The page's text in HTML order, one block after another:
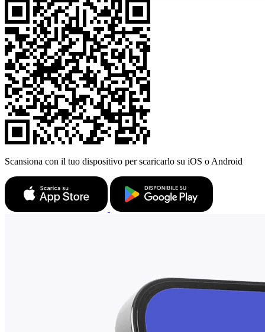
Scansiona con il tuo dispositivo per scaricarlo su iOS o Android